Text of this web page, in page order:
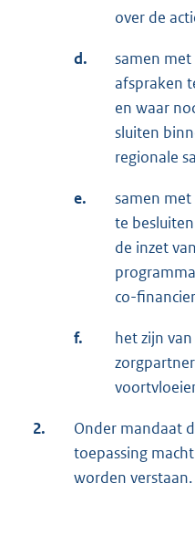
over de
d.
samen
afspraken
en waar
sluiten
regionale
e.
samen
te
de inzet
co-
f.
het zijn
2.
Onder mandaat
toepassing
worden verstaan.